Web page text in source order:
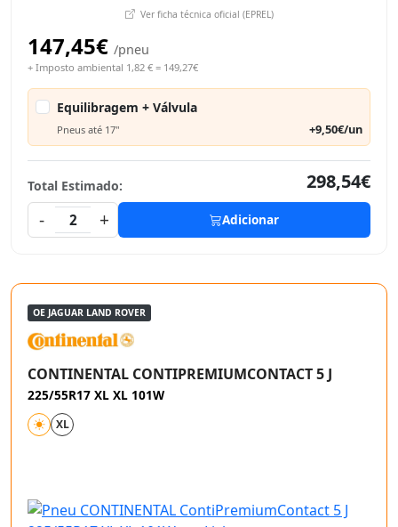
Ver ficha técnica oficial (EPREL)
147,45€ /pneu
+ Imposto ambiental 1,82 € = 149,27€
Equilibragem + Válvula
Pneus até 17" +9,50€/un
Total Estimado:
298,54€
-
2 + Adicionar
OE JAGUAR LAND ROVER
CONTINENTAL CONTIPREMIUMCONTACT 5 J
225/55R17 XL XL 101W
XL